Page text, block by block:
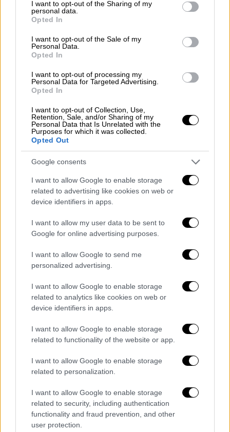
not limited to your visit or usage behaviour. You may click to
grant or deny consent to Google and its third-party tags to
use your data for below specified purposes in below Google
consent section.
I want to opt-out of the Sharing of my
personal data.
Opted In
I want to opt-out of the Sale of my
Personal Data.
Opted In
I want to opt-out of processing my
Personal Data for Targeted Advertising.
Opted In
I want to opt-out of Collection, Use,
Retention, Sale, and/or Sharing of my
Personal Data that Is Unrelated with the
Purposes for which it was collected.
Opted Out
Google consents
I want to allow Google to enable storage
related to advertising like cookies on web or
device identifiers in apps.
I want to allow my user data to be sent to
Google for online advertising purposes.
I want to allow Google to send me
personalized advertising.
I want to allow Google to enable storage
related to analytics like cookies on web or
device identifiers in apps.
I want to allow Google to enable storage
related to functionality of the website or app.
I want to allow Google to enable storage
related to personalization.
I want to allow Google to enable storage
related to security, including authentication
functionality and fraud prevention, and other
user protection.
αποδεικνύουν ότι και την Τρίτη οι
προσφυγικές ροές συνεχίστηκαν, όχι μόνο
από την πλευρά της Συκαμιάς, αλλά και του
αεροδρομίου. Πάνοπλοι άνδρες του
χρησιμοποίησαν οι πρόσφυγες και συνέχισαν
την περιπολία, ενώ περίπου 200 μετανάστες
έφτασαν σήμερα στις ακτές τις Λέσβου από
τα τουρκικά παράλια.
Στο ρεπορτάζ του Οpen TV, παρουσιάζονται
οι δύσκολες συνθήκες κάτω από τις οποίες
ζουν οι πρόσφυγες στη Μόρια, οι οποίοι
αναμένουν για ένα πρόγευμα μέχρι και έξι
ώρες. Οι άνθρωποι στη Μόρια εκτιμούν ότι
αλλάζει η στάση της ελληνικής πολιτείας και
φοβούνται ότι θα θεωρηθούν οικονομικοί
μετανάστες και να σταλούν πίσω στη χώρα
Δείτε αναλυτικά στο ρεπορτάζ του Open TV: